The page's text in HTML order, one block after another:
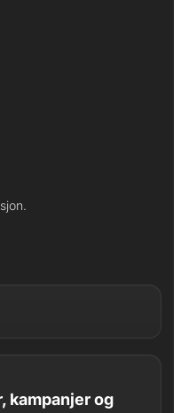
kampanjer og